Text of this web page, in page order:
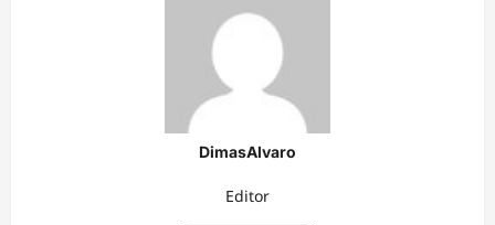
DimasAlvaro
Editor